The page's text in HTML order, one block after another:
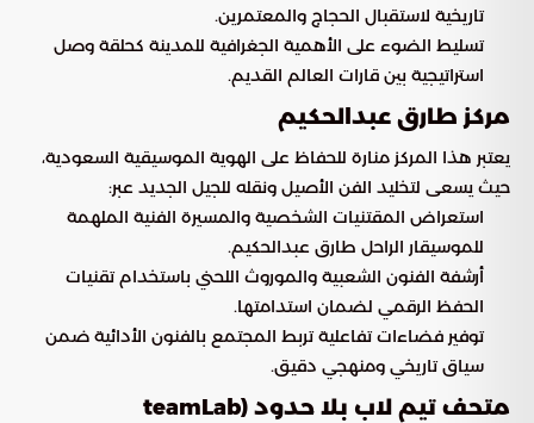
تاريخية لاستقبال الحجاج والمعتمرين.
تسليط الضوء على الأهمية الجغرافية للمدينة كحلقة وصل
استراتيجية بين قارات العالم القديم.
مركز طارق عبدالحكيم
يعتبر هذا المركز منارة للحفاظ على الهوية الموسيقية السعودية،
حيث يسعى لتخليد الفن الأصيل ونقله للجيل الجديد عبر:
استعراض المقتنيات الشخصية والمسيرة الفنية الملهمة
للموسيقار الراحل طارق عبدالحكيم.
أرشفة الفنون الشعبية والموروث اللحني باستخدام تقنيات
الحفظ الرقمي لضمان استدامتها.
توفير فضاءات تفاعلية تربط المجتمع بالفنون الأدائية ضمن
سياق تاريخي ومنهجي دقيق.
متحف تيم لاب بلا حدود (teamLab